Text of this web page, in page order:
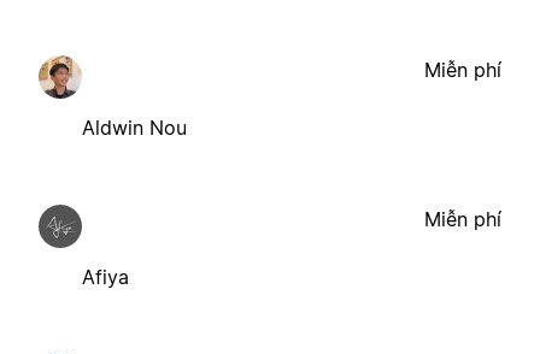
Aldwin Nou
Miễn phí
Afiya
Miễn phí